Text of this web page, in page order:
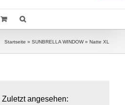
Startseite » SUNBRELLA WINDOW» Natte XL
Zuletzt angesehen: